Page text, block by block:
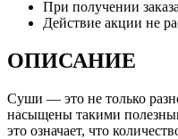
При получении
Действие акции не
ОПИСАНИЕ
Суши — это не только
насыщены такими
это означает, что